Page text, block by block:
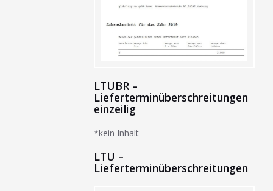
LTUBR –
Lieferterminüberschreitungen
einzeilig
*kein Inhalt
LTU –
Lieferterminüberschreitungen